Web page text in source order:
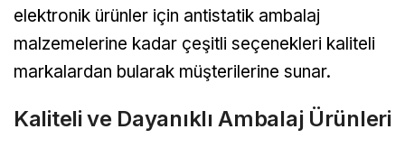
elektronik ürünler için antistatik ambalaj
malzemelerine kadar çeşitli seçenekleri kaliteli
markalardan bularak müşterilerine sunar.
Kaliteli ve Dayanıklı Ambalaj Ürünleri